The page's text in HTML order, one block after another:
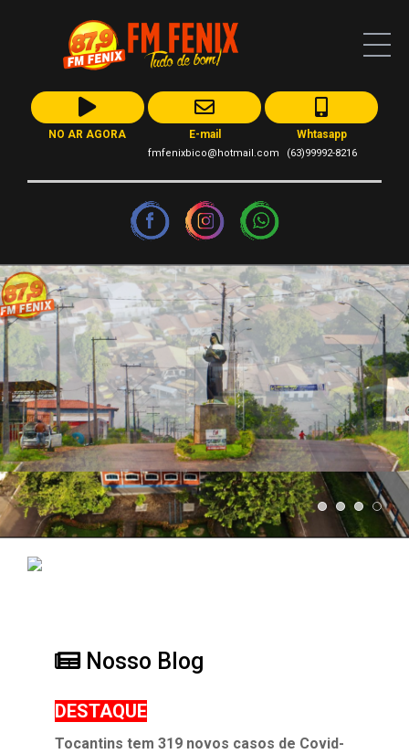
NO AR AGORA E-mail
fmfenixbico@hotmail.com
Whtasapp
(63)99992-8216
Nosso Blog
DESTAQUE
Tocantins tem 319 novos casos de Covid-